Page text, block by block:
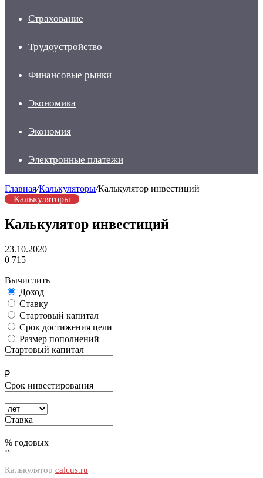
Страхование
Трудоустройство
Финансовые рынки
Экономика
Экономия
Электронные платежи
Главная/Калькуляторы/Калькулятор инвестиций
Калькуляторы
Калькулятор инвестиций
23.10.2020
0 715
Калькулятор calcus.ru